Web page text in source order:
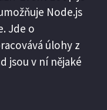
Node.js
Jde o
úlohy z
jsou v ní nějaké